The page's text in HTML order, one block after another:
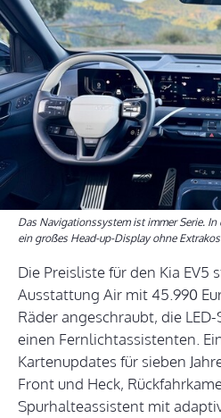
Das Navigationssystem ist immer Serie.
ein großes Head-up-Display ohne
Die Preisliste für den Kia EV5
Ausstattung Air mit 45.990
Räder angeschraubt, die
einen Fernlichtassistenten.
Kartenupdates für sieben
Front und Heck,
Spurhalteassistent mit